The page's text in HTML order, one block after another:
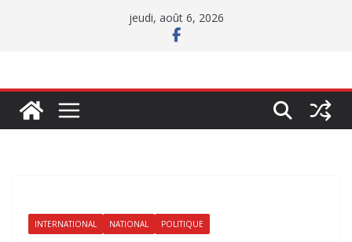
jeudi, août 6, 2026
INTERNATIONAL NATIONAL POLITIQUE